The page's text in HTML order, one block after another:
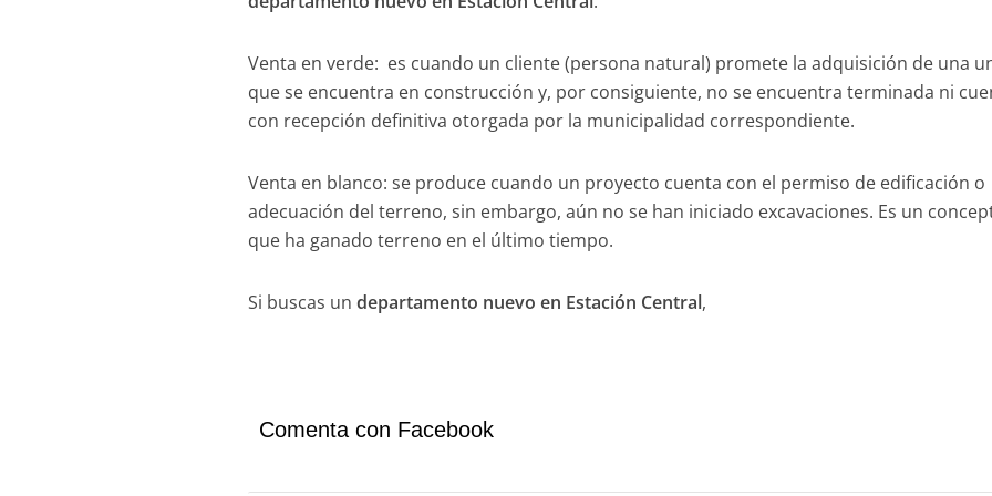
Venta en verde: es cuando un cliente (persona natural) promete la adquisición de una
que se encuentra en construcción y, por consiguiente, no se encuentra terminada ni
con recepción definitiva otorgada por la municipalidad correspondiente.
Venta en blanco: se produce cuando un proyecto cuenta con el permiso de edificación o
adecuación del terreno, sin embargo, aún no se han iniciado excavaciones. Es un
que ha ganado terreno en el último tiempo.
Si buscas undepartamento nuevo en Estación Central,
Comenta con Facebook